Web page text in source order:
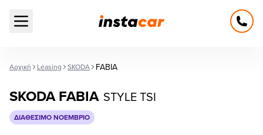
Open main menu
Αρχική Leasing SKODA FABIA
SKODA FABIA STYLE TSI
ΔΙΑΘΈΣΙΜΟ ΝΟΈΜΒΡΙΟ